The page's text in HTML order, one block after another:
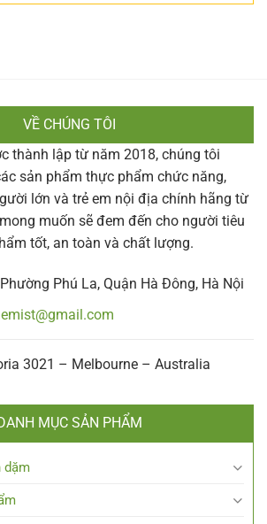
VỀ CHÚNG TÔI
thành lập từ năm 2018, chúng tôi
sản phẩm thực phẩm chức năng,
lớn và trẻ em nội địa chính hãng từ
muốn sẽ đem đến cho người tiêu
tốt, an toàn và chất lượng.
Phú La, Quận Hà Đông, Hà Nội
3021 – Melbourne – Australia
MỤC SẢN PHẨM
dặm